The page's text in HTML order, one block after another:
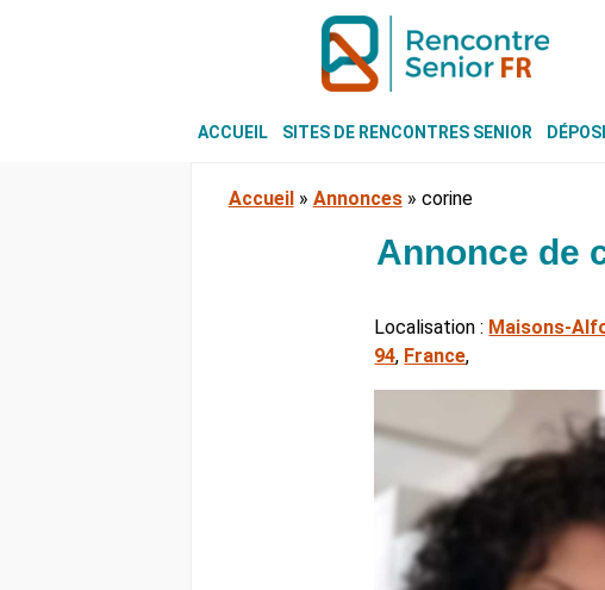
ACCUEIL SITES DE RENCONTRES SENIOR
Accueil » Annonces» corine
Annonce de
Localisation : Maisons-
94, France,